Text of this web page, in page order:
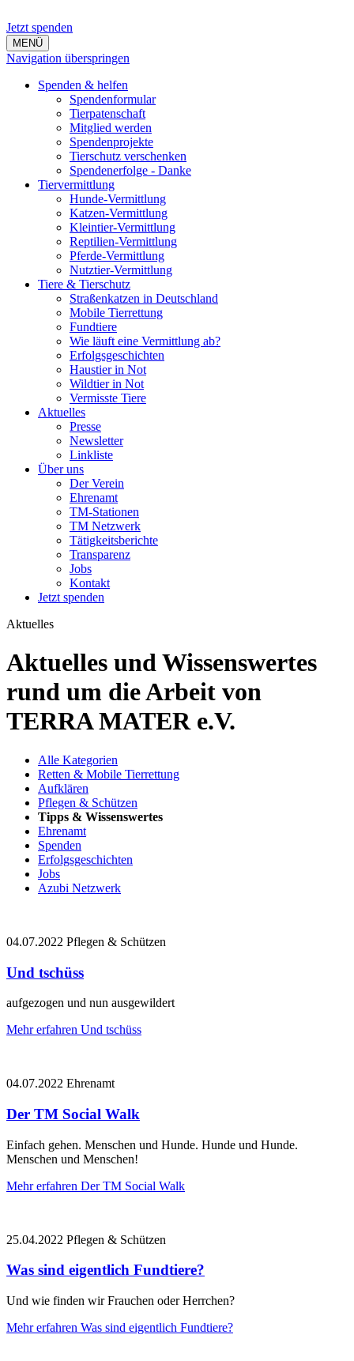
Jetzt spenden
MENÜ
Navigation überspringen
Spenden & helfen
Spendenformular
Tierpatenschaft
Mitglied werden
Spendenprojekte
Tierschutz verschenken
Spendenerfolge - Danke
Tiervermittlung
Hunde-Vermittlung
Katzen-Vermittlung
Kleintier-Vermittlung
Reptilien-Vermittlung
Pferde-Vermittlung
Nutztier-Vermittlung
Tiere & Tierschutz
Straßenkatzen in Deutschland
Mobile Tierrettung
Fundtiere
Wie läuft eine Vermittlung ab?
Erfolgsgeschichten
Haustier in Not
Wildtier in Not
Vermisste Tiere
Aktuelles
Presse
Newsletter
Linkliste
Über uns
Der Verein
Ehrenamt
TM-Stationen
TM Netzwerk
Tätigkeitsberichte
Transparenz
Jobs
Kontakt
Jetzt spenden
Aktuelles
Aktuelles und Wissenswertes
rund um die Arbeit von
TERRA MATER e.V.
Alle Kategorien
Retten & Mobile Tierrettung
Aufklären
Pflegen & Schützen
Tipps & Wissenswertes
Ehrenamt
Spenden
Erfolgsgeschichten
Jobs
Azubi Netzwerk
04.07.2022 Pflegen & Schützen
Und tschüss
aufgezogen und nun ausgewildert
Mehr erfahren Und tschüss
04.07.2022 Ehrenamt
Der TM Social Walk
Einfach gehen. Menschen und Hunde. Hunde und Hunde.
Menschen und Menschen!
Mehr erfahren Der TM Social Walk
25.04.2022 Pflegen & Schützen
Was sind eigentlich Fundtiere?
Und wie finden wir Frauchen oder Herrchen?
Mehr erfahren Was sind eigentlich Fundtiere?